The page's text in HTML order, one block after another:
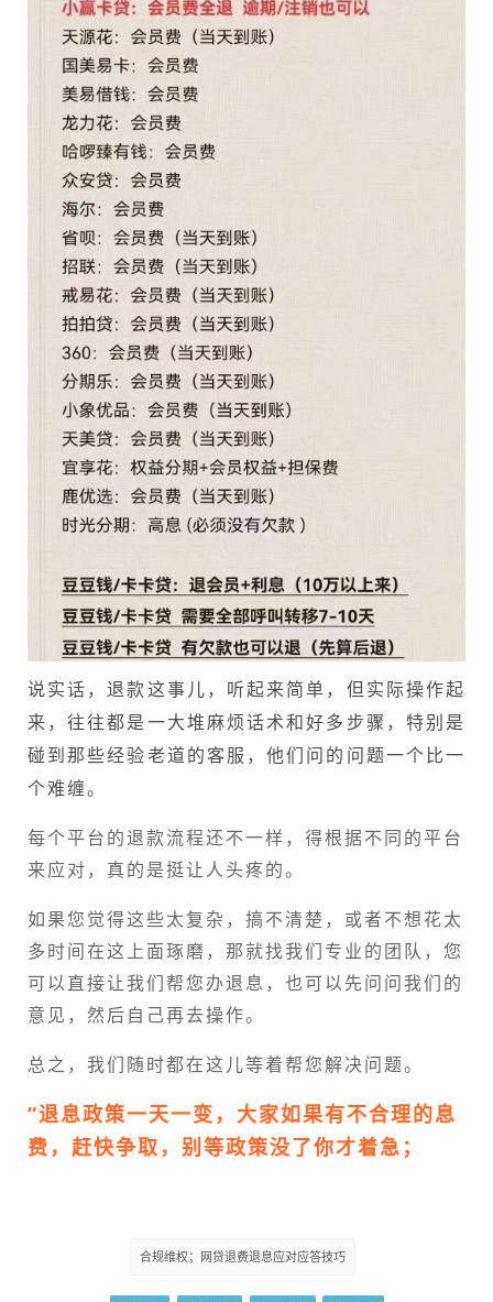
说实话，退款这事儿，听起来简单，但实际操作起
来，往往都是一大堆麻烦话术和好多步骤，特别是
碰到那些经验老道的客服，他们问的问题一个比一
个难缠。
每个平台的退款流程还不一样，得根据不同的平台
来应对，真的是挺让人头疼的。
如果您觉得这些太复杂，搞不清楚，或者不想花太
多时间在这上面琢磨，那就找我们专业的团队，您
可以直接让我们帮您办退息，也可以先问问我们的
意见，然后自己再去操作。
总之，我们随时都在这儿等着帮您解决问题。
“退息政策一天一变，大家如果有不合理的息
费，赶快争取，别等政策没了你才着急；
合规维权；网贷退费退息应对应答技巧